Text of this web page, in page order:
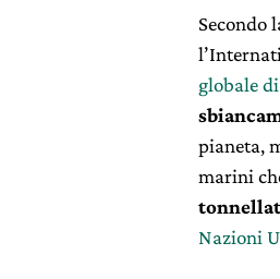
Secondo
globale
pianeta,
marini
Nazioni